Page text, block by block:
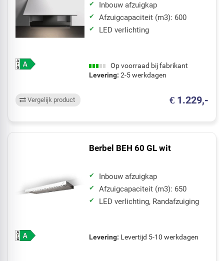
Inbouw afzuigkap
Afzuigcapaciteit (m3): 600
LED verlichting
Op voorraad bij fabrikant
Levering: 2-5 werkdagen
€ 1.229,-
Vergelijk product
Berbel BEH 60 GL wit
Inbouw afzuigkap
Afzuigcapaciteit (m3): 650
LED verlichting, Randafzuiging
Levering: Levertijd 5-10 werkdagen